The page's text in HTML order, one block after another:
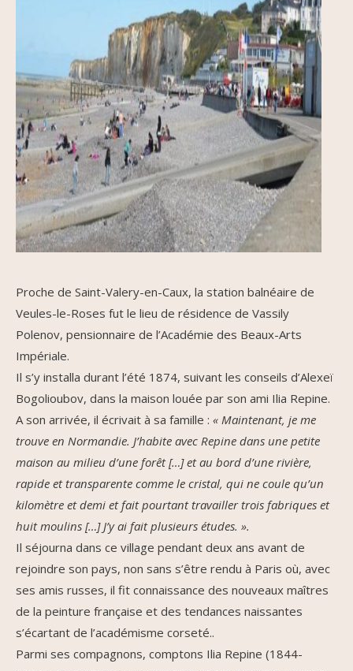
Proche de Saint-Valery-en-Caux, la station balnéaire de
Veules-le-Roses fut le lieu de résidence de Vassily
Polenov, pensionnaire de l’Académie des Beaux-Arts
Impériale.
Il s’y installa durant l’été 1874, suivant les conseils d’Alexeï
Bogolioubov, dans la maison louée par son ami Ilia Repine.
A son arrivée, il écrivait à sa famille : « Maintenant, je me
trouve en Normandie. J’habite avec Repine dans une petite
maison au milieu d’une forêt […] et au bord d’une rivière,
rapide et transparente comme le cristal, qui ne coule qu’un
kilomètre et demi et fait pourtant travailler trois fabriques et
huit moulins […] J’y ai fait plusieurs études. ».
Il séjourna dans ce village pendant deux ans avant de
rejoindre son pays, non sans s’être rendu à Paris où, avec
ses amis russes, il fit connaissance des nouveaux maîtres
de la peinture française et des tendances naissantes
s’écartant de l’académisme corseté..
Parmi ses compagnons, comptons Ilia Repine (1844-